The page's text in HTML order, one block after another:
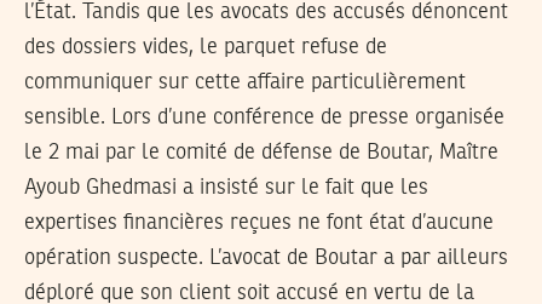
l’État. Tandis que les avocats des accusés dénoncent
des dossiers vides, le parquet refuse de
communiquer sur cette affaire particulièrement
sensible. Lors d’une conférence de presse organisée
le 2 mai par le comité de défense de Boutar, Maître
Ayoub Ghedmasi a insisté sur le fait que les
expertises financières reçues ne font état d’aucune
opération suspecte. L’avocat de Boutar a par ailleurs
déploré que son client soit accusé en vertu de la